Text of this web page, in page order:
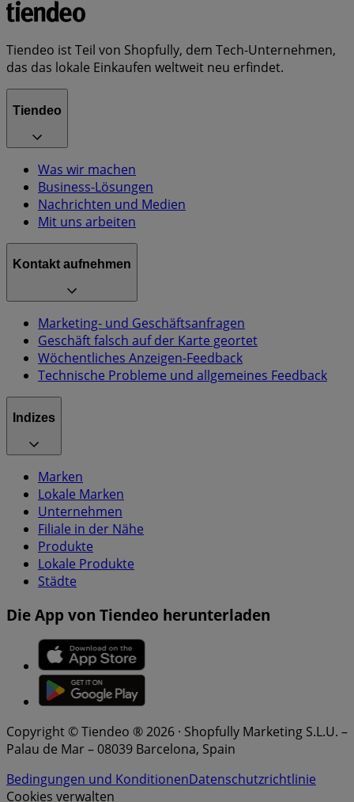
Tiendeo ist Teil von Shopfully, dem Tech-Unternehmen,
das das lokale Einkaufen weltweit neu erfindet.
Tiendeo
Was wir machen
Business-Lösungen
Nachrichten und Medien
Mit uns arbeiten
Kontakt aufnehmen
Marketing- und Geschäftsanfragen
Geschäft falsch auf der Karte geortet
Wöchentliches Anzeigen-Feedback
Technische Probleme und allgemeines Feedback
Indizes
Marken
Lokale Marken
Unternehmen
Filiale in der Nähe
Produkte
Lokale Produkte
Städte
Die App von Tiendeo herunterladen
Copyright © Tiendeo ® 2026 · Shopfully Marketing S.L.U. –
Palau de Mar – 08039 Barcelona, Spain
Bedingungen und KonditionenDatenschutzrichtlinie
Cookies verwalten